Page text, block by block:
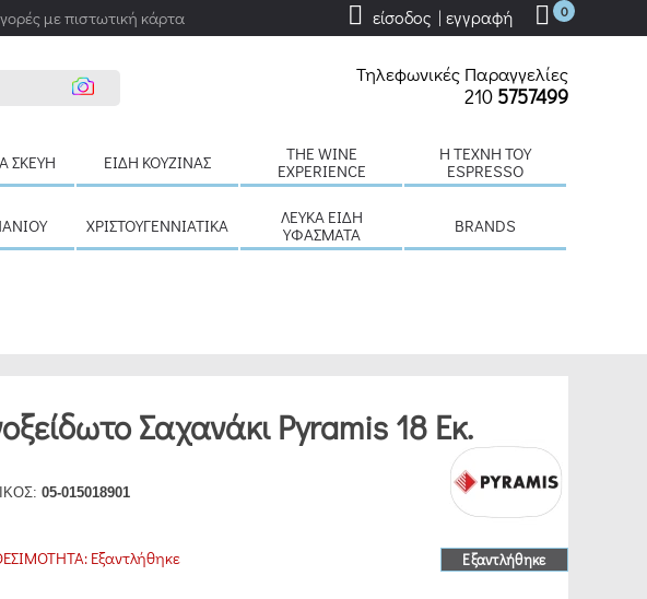
με πιστωτική κάρτα 0
είσοδος | εγγραφή
Τηλεφωνικές Παραγγελίες
210 5757499
ΣΚΕΎΗ ΕΊΔΗ ΚΟΥΖΊΝΑΣ
THE WINE
EXPERIENCE
H ΤΈΧΝΗ ΤΟΥ
ESPRESSO
ΧΡΙΣΤΟΥΓΕΝΝΙΆΤΙΚΑ
ΛΕΥΚΆ ΕΊΔΗ
ΥΦΆΣΜΑΤΑ
BRANDS
Σαχανάκι Pyramis 18 Εκ.
05-015018901
Εξαντλήθηκε
Εξαντλήθηκε